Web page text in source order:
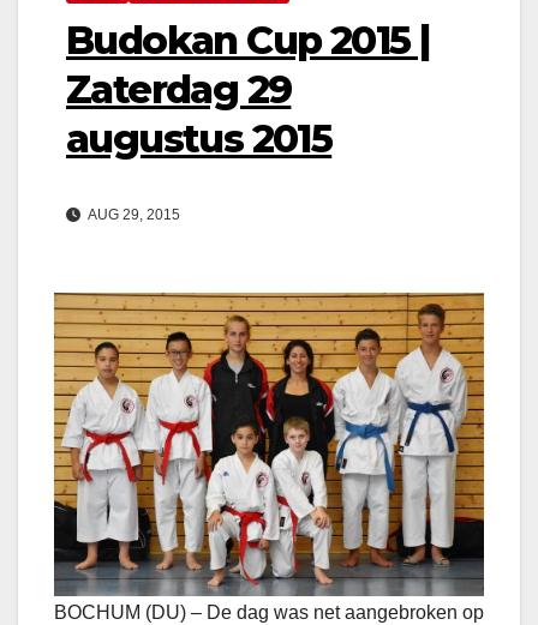
Budokan Cup 2015 |
Zaterdag 29
augustus 2015
AUG 29, 2015
BOCHUM (DU) – De dag was net aangebroken op